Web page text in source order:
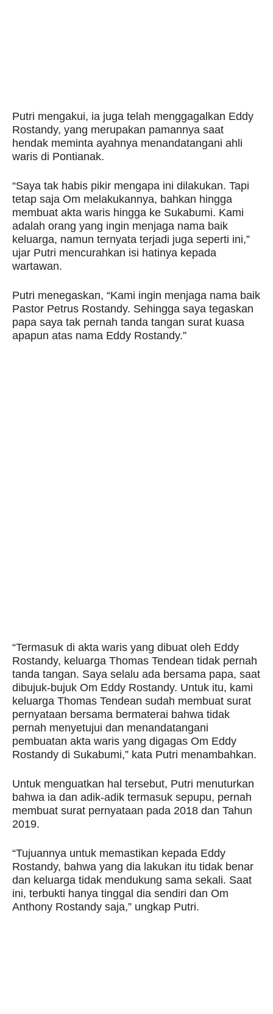
Putri mengakui, ia juga telah menggagalkan Eddy
Rostandy, yang merupakan pamannya saat
hendak meminta ayahnya menandatangani ahli
waris di Pontianak.
“Saya tak habis pikir mengapa ini dilakukan. Tapi
tetap saja Om melakukannya, bahkan hingga
membuat akta waris hingga ke Sukabumi. Kami
adalah orang yang ingin menjaga nama baik
keluarga, namun ternyata terjadi juga seperti ini,”
ujar Putri mencurahkan isi hatinya kepada
wartawan.
Putri menegaskan, “Kami ingin menjaga nama baik
Pastor Petrus Rostandy. Sehingga saya tegaskan
papa saya tak pernah tanda tangan surat kuasa
apapun atas nama Eddy Rostandy.”
“Termasuk di akta waris yang dibuat oleh Eddy
Rostandy, keluarga Thomas Tendean tidak pernah
tanda tangan. Saya selalu ada bersama papa, saat
dibujuk-bujuk Om Eddy Rostandy. Untuk itu, kami
keluarga Thomas Tendean sudah membuat surat
pernyataan bersama bermaterai bahwa tidak
pernah menyetujui dan menandatangani
pembuatan akta waris yang digagas Om Eddy
Rostandy di Sukabumi,” kata Putri menambahkan.
Untuk menguatkan hal tersebut, Putri menuturkan
bahwa ia dan adik-adik termasuk sepupu, pernah
membuat surat pernyataan pada 2018 dan Tahun
2019.
“Tujuannya untuk memastikan kepada Eddy
Rostandy, bahwa yang dia lakukan itu tidak benar
dan keluarga tidak mendukung sama sekali. Saat
ini, terbukti hanya tinggal dia sendiri dan Om
Anthony Rostandy saja,” ungkap Putri.